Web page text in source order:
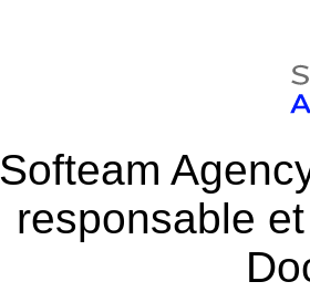
Softeam
responsable